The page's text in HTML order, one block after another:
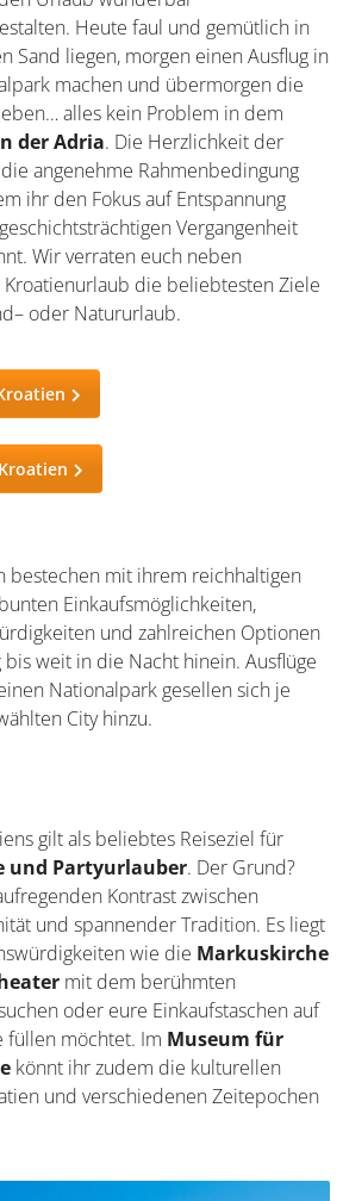
Urlaub wunderbar
Heute faul und gemütlich in
Sand liegen, morgen einen Ausflug
machen und übermorgen
erleben… alles kein Problem in
an der Adria . Die Herzlichkeit
die angenehme
Urlaubs, bei dem ihr den Fokus
Erkundung der
des Landes legen
neben Geheimtipps für den
Ziele für den Städte-,
bestechen mit ihrem reichhaltigen
Einkaufsmöglichkeiten,
und zahlreichen
bis weit in die Nacht
Küste oder in einen Nationalpark
gilt als beliebtes Reiseziel für
und Partyurlauber. Der Grund?
Kontrast zwischen
und spannender Tradition. Es
wie die
Nationaltheater
mit dem
besuchen oder eure
Tkalciceva-Straße füllen möchtet.
und Gewerbe
könnt ihr zudem